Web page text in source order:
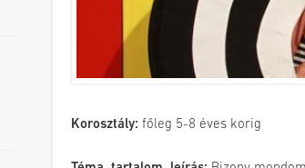
Korosztály:főleg 5-8 éves korig